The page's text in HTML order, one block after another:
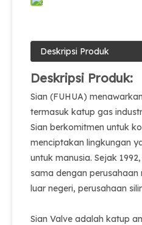
Deskripsi Produk
Deskripsi Produk:
Sian (FUHUA)
termasuk katup gas
Sian berkomitmen untuk
menciptakan lingkungan
untuk manusia. Sejak
sama dengan
luar negeri, perusahaan
Sian Valve adalah katup